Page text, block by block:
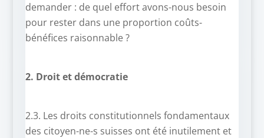
demander : de quel effort avons-nous besoin
pour rester dans une proportion coûts-
bénéfices raisonnable ?
2. Droit et démocratie
2.3. Les droits constitutionnels fondamentaux
des citoyen-ne-s suisses ont été inutilement et